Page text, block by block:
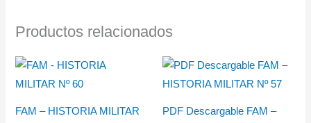
Productos relacionados
FAM – HISTORIA MILITAR
PDF Descargable FAM –